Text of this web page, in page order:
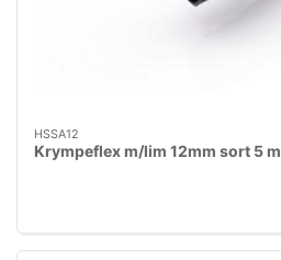
HSSA12
Krympeflex m/lim 12mm sort 5 m